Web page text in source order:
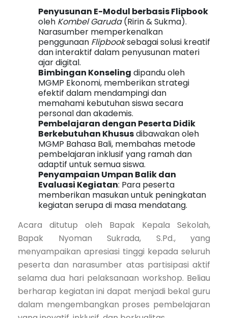
Penyusunan E-Modul berbasis Flipbook
oleh Kombel Garuda(Ririn & Sukma).
Narasumber memperkenalkan
penggunaan Flipbooksebagai solusi kreatif
dan interaktif dalam penyusunan materi
ajar digital.
Bimbingan Konseling dipandu oleh
MGMP Ekonomi, memberikan strategi
efektif dalam mendampingi dan
memahami kebutuhan siswa secara
personal dan akademis.
Pembelajaran dengan Peserta Didik
Berkebutuhan Khususdibawakan oleh
MGMP Bahasa Bali, membahas metode
pembelajaran inklusif yang ramah dan
adaptif untuk semua siswa.
Penyampaian Umpan Balik dan
Evaluasi Kegiatan: Para peserta
memberikan masukan untuk peningkatan
kegiatan serupa di masa mendatang.
Acara ditutup oleh Bapak Kepala Sekolah,
Bapak Nyoman Sukrada, S.Pd., yang
menyampaikan apresiasi tinggi kepada seluruh
peserta dan narasumber atas partisipasi aktif
selama dua hari pelaksanaan workshop. Beliau
berharap kegiatan ini dapat menjadi bekal guru
dalam mengembangkan proses pembelajaran